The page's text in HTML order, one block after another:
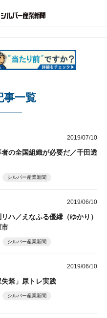
事一覧
2019/07/10
の全国組織が必要だ／千田透
シルバー産業新聞
2019/06/10
ハ／えなふる優縁（ゆかり）
シルバー産業新聞
2019/06/10
失禁」尿トレ実践
シルバー産業新聞